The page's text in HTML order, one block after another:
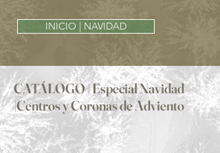
INICIO | NAVIDAD
CATÁLOGO | Especial Navidad
|Centros y Coronas de Adviento